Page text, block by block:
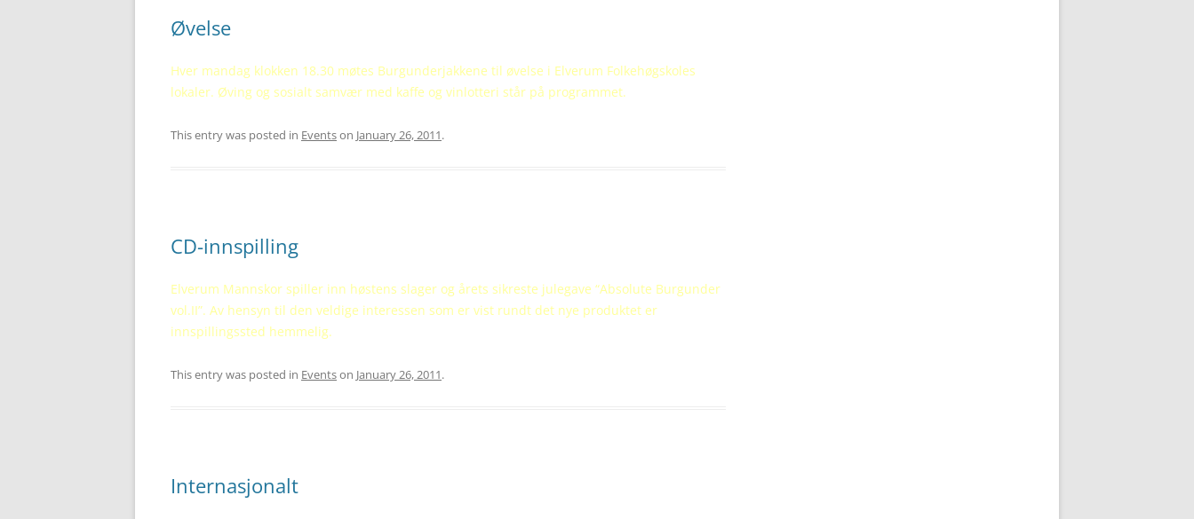
Øvelse
Hver mandag klokken 18.30 møtes Burgunderjakkene til øvelse i Elverum Folkehøgskoles
lokaler. Øving og sosialt samvær med kaffe og vinlotteri står på programmet.
This entry was posted in Eventson January 26, 2011.
CD-innspilling
Elverum Mannskor spiller inn høstens slager og årets sikreste julegave “Absolute Burgunder
vol.II”. Av hensyn til den veldige interessen som er vist rundt det nye produktet er
innspillingssted hemmelig.
This entry was posted in Eventson January 26, 2011.
Internasjonalt